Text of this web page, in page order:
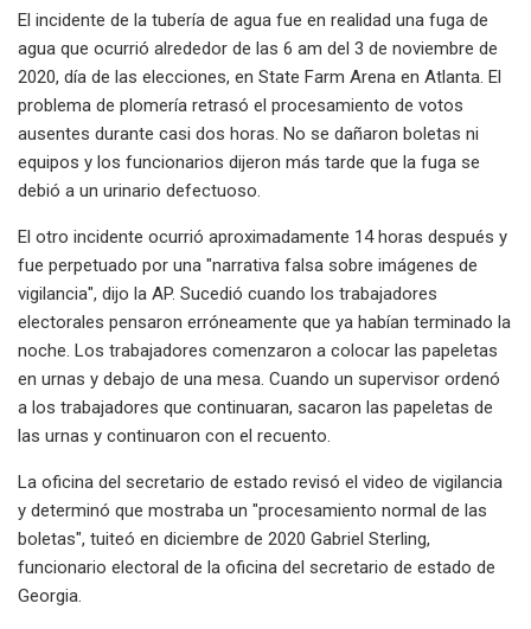
El incidente de la tubería de agua fue en realidad una fuga de
agua que ocurrió alrededor de las 6 am del 3 de noviembre de
2020, día de las elecciones, en State Farm Arena en Atlanta. El
problema de plomería retrasó el procesamiento de votos
ausentes durante casi dos horas. No se dañaron boletas ni
equipos y los funcionarios dijeron más tarde que la fuga se
debió a un urinario defectuoso.
El otro incidente ocurrió aproximadamente 14 horas después y
fue perpetuado por una "narrativa falsa sobre imágenes de
vigilancia", dijo la AP. Sucedió cuando los trabajadores
electorales pensaron erróneamente que ya habían terminado la
noche. Los trabajadores comenzaron a colocar las papeletas
en urnas y debajo de una mesa. Cuando un supervisor ordenó
a los trabajadores que continuaran, sacaron las papeletas de
las urnas y continuaron con el recuento.
La oficina del secretario de estado revisó el video de vigilancia
y determinó que mostraba un "procesamiento normal de las
boletas", tuiteó en diciembre de 2020 Gabriel Sterling,
funcionario electoral de la oficina del secretario de estado de
Georgia.